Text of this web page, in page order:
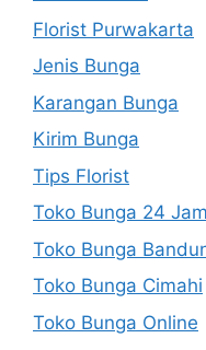
Florist Purwakarta
Jenis Bunga
Karangan Bunga
Kirim Bunga
Tips Florist
Toko Bunga 24 Jam
Toko Bunga
Toko Bunga Cimahi
Toko Bunga Online